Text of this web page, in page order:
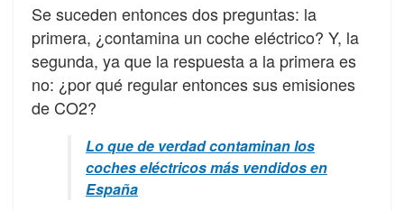
Se suceden entonces dos preguntas: la
primera, ¿contamina un coche eléctrico? Y, la
segunda, ya que la respuesta a la primera es
no: ¿por qué regular entonces sus emisiones
de CO2?
Lo que de verdad contaminan los
coches eléctricos más vendidos en
España